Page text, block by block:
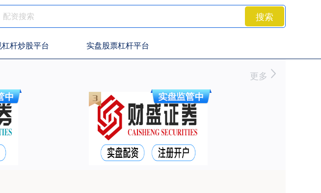
搜索
杆炒股平台 实盘股票杠杆平台
更多